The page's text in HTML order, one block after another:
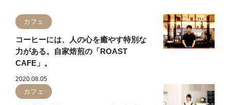
カフェ
コーヒーには、人の心を癒やす特別な
力がある。自家焙煎の「ROAST
CAFE」。
2020.08.05
カフェ